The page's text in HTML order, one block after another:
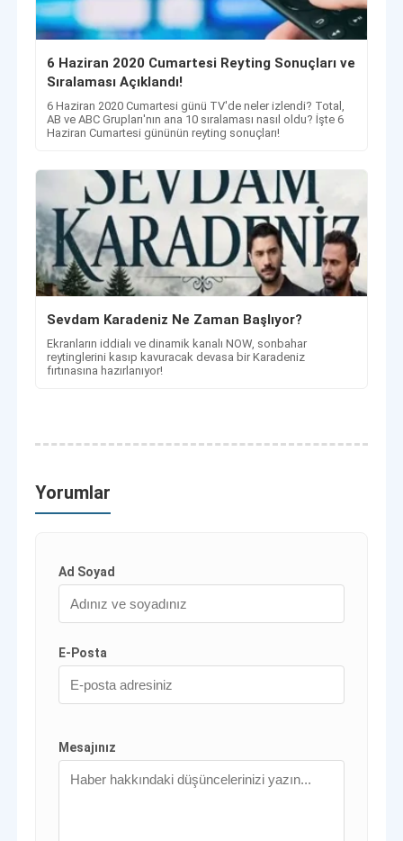
6 Haziran 2020 Cumartesi Reyting Sonuçları ve
Sıralaması Açıklandı!
6 Haziran 2020 Cumartesi günü TV'de neler izlendi? Total,
AB ve ABC Grupları'nın ana 10 sıralaması nasıl oldu? İşte 6
Haziran Cumartesi gününün reyting sonuçları!
Sevdam Karadeniz Ne Zaman Başlıyor?
Ekranların iddialı ve dinamik kanalı NOW, sonbahar
reytinglerini kasıp kavuracak devasa bir Karadeniz
fırtınasına hazırlanıyor!
Yorumlar
Ad Soyad
E-Posta
Mesajınız